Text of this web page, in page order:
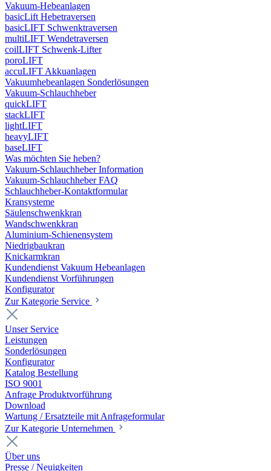
Vakuum-Hebeanlagen
basicLift Hebetraversen
basicLIFT Schwenktraversen
multiLIFT Wendetraversen
coilLIFT Schwenk-Lifter
poroLIFT
accuLIFT Akkuanlagen
Vakuumhebeanlagen Sonderlösungen
Vakuum-Schlauchheber
quickLIFT
stackLIFT
lightLIFT
heavyLIFT
baseLIFT
Was möchten Sie heben?
Vakuum-Schlauchheber Information
Vakuum-Schlauchheber FAQ
Schlauchheber-Kontaktformular
Kransysteme
Säulenschwenkkran
Wandschwenkkran
Aluminium-Schienensystem
Niedrigbaukran
Knickarmkran
Kundendienst Vakuum Hebeanlagen
Kundendienst Vorführungen
Konfigurator
Zur Kategorie Service
Unser Service
Leistungen
Sonderlösungen
Konfigurator
Katalog Bestellung
ISO 9001
Anfrage Produktvorführung
Download
Wartung / Ersatzteile mit Anfrageformular
Zur Kategorie Unternehmen
Über uns
Presse / Neuigkeiten